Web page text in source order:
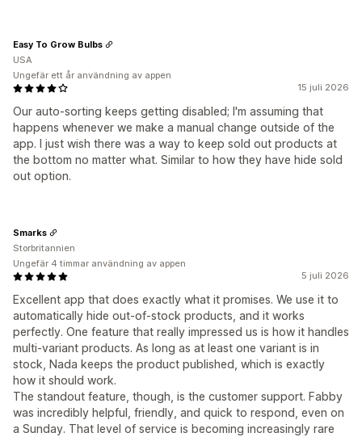
15 juli 2026
Our auto-sorting keeps getting disabled; I'm assuming that
happens whenever we make a manuaI change outside of the
app. I just wish there was a way to keep sold out products at
the bottom no matter what. Similar to how they have hide sold
out option.
Easy To Grow Bulbs
USA
Ungefär ett år användning av appen
5 juli 2026
Excellent app that does exactly what it promises. We use it to
automatically hide out-of-stock products, and it works
perfectly. One feature that really impressed us is how it handles
multi-variant products. As long as at least one variant is in
stock, Nada keeps the product published, which is exactly
how it should work.
The standout feature, though, is the customer support. Fabby
was incredibly helpful, friendly, and quick to respond, even on
a Sunday. That level of service is becoming increasingly rare
Smarks
Storbritannien
Ungefär 4 timmar användning av appen